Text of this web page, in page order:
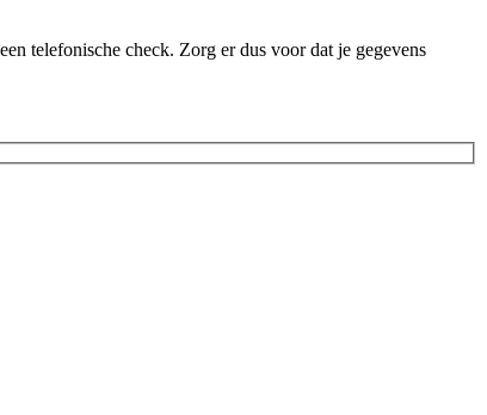
telefonische check. Zorg er dus voor dat je gegevens